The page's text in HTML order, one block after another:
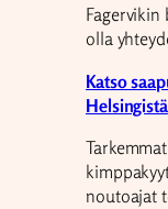
Fagervikin
olla
Katso
Helsingistä
noutoajat